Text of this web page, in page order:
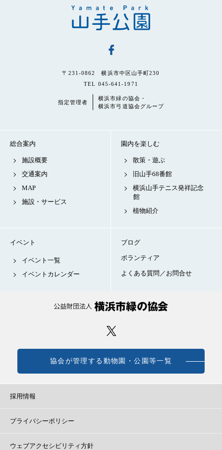
〒231-0862 横浜市中区山手町230
TEL 045-641-1971
指定管理者
横浜市緑の協会・
横浜市弓道協会グループ
総合案内
施設概要
交通案内
MAP
施設・サービス
園内を楽しむ
散策・遊ぶ
旧山手68番館
横浜山手テニス発祥記念
館
植物紹介
イベント
イベント一覧
イベントカレンダー
ブログ
ボランティア
よくある質問／お問合せ
協会が管理する動物園・公園等一覧
採用情報
プライバシーポリシー
ウェブアクセシビリティ方針